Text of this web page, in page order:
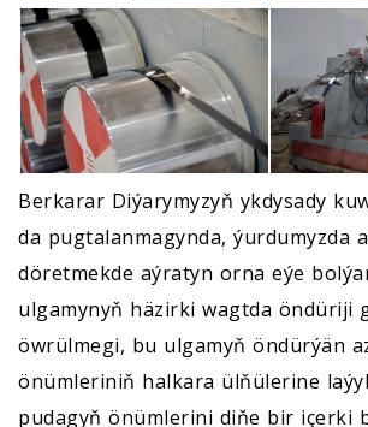
Berkarar Diýarymyzyň ykdysady
da pugtalanmagynda, ýurdumyzda
döretmekde aýratyn orna eýe
ulgamynyň häzirki wagtda öndüriji
öwrülmegi, bu ulgamyň öndürýän
önümleriniň halkara ülňülerine
pudagyň önümlerini diňe bir içerki